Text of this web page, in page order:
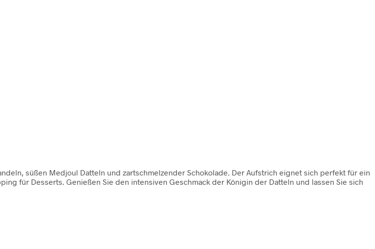
süßen Medjoul Datteln und zartschmelzender Schokolade. Der Aufstrich eignet sich perfekt für ein
für Desserts. Genießen Sie den intensiven Geschmack der Königin der Datteln und lassen Sie sich